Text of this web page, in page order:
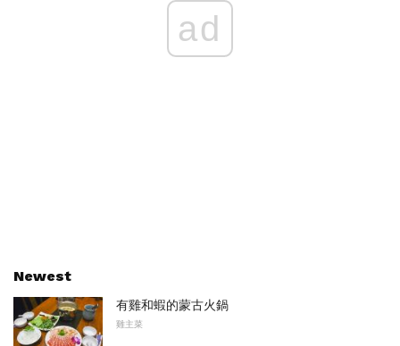
ad
Newest
有雞和蝦的蒙古火鍋
雞主菜